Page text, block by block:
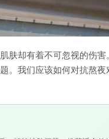
肤却有着不可忽视的伤
。我们应该如何对抗熬